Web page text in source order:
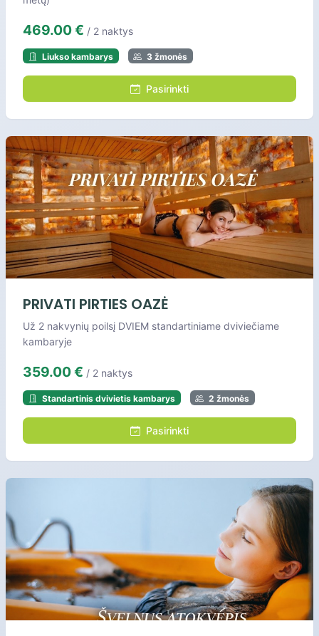
469.00 € / 2 naktys
Liukso kambarys 3 žmonės
Pasirinkti
PRIVATI PIRTIES OAZĖ
Už 2 nakvynių poilsį DVIEM standartiniame dviviečiame
kambaryje
359.00 € / 2 naktys
Standartinis dvivietis kambarys 2 žmonės
Pasirinkti